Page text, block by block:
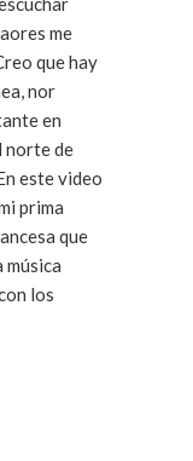
me
nor
en
norte de
prima
que
música
los